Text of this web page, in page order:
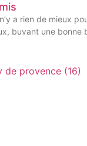
a rien de mieux
buvant une bonne